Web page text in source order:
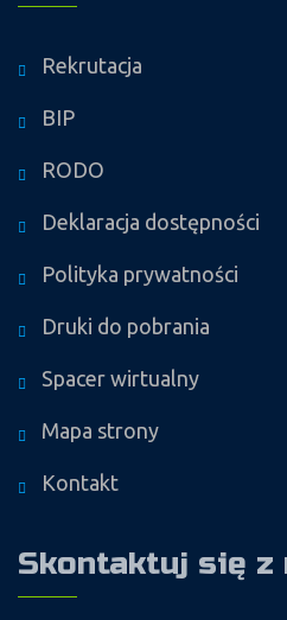
Rekrutacja
BIP
RODO
Deklaracja dostępności
Polityka prywatności
Druki do pobrania
Spacer wirtualny
Mapa strony
Kontakt
Skontaktuj się z